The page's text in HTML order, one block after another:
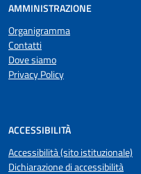
AMMINISTRAZIONE
Organigramma
Contatti
Dove siamo
Privacy Policy
ACCESSIBILITÀ
Accessibilità (sito istituzionale)
Dichiarazione di accessibilità